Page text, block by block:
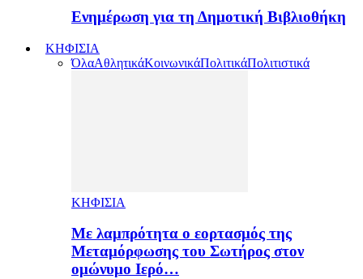
Ενημέρωση για τη Δημοτική Βιβλιοθήκη
ΚΗΦΙΣΙΑ
ΌλαΑθλητικάΚοινωνικάΠολιτικάΠολιτιστικά
ΚΗΦΙΣΙΑ
Με λαμπρότητα ο εορτασμός της
Μεταμόρφωσης του Σωτήρος στον
ομώνυμο Ιερό…